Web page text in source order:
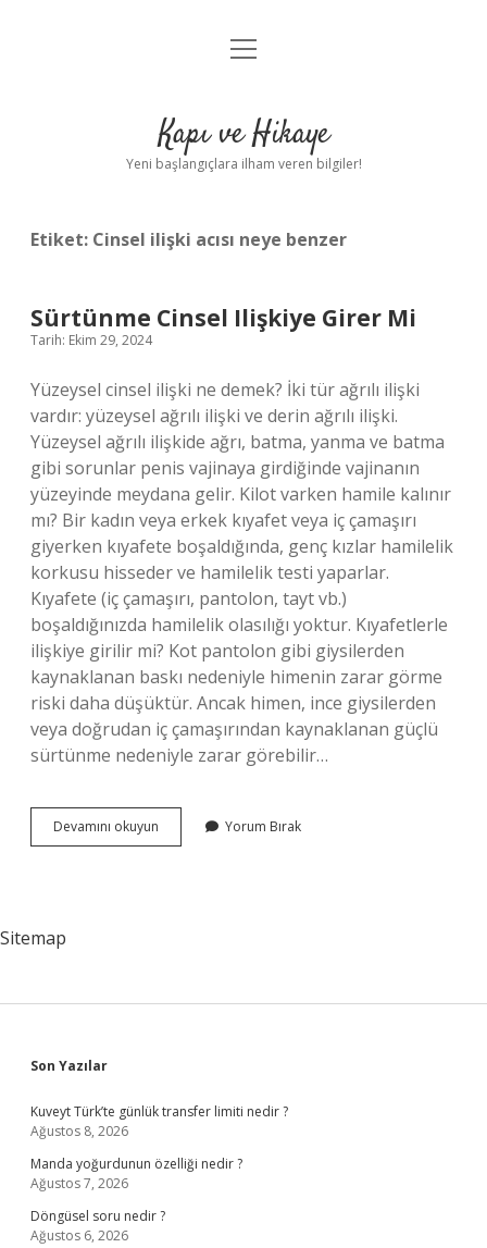
Anasayfa
Yasal Uyarı
menüyü
Kapı ve Hikaye
Yeni başlangıçlara ilham veren bilgiler!
Etiket: Cinsel ilişki acısı neye benzer
Sürtünme Cinsel Ilişkiye Girer Mi
Tarih: Ekim 29, 2024
Yüzeysel cinsel ilişki ne demek? İki tür ağrılı ilişki
vardır: yüzeysel ağrılı ilişki ve derin ağrılı ilişki.
Yüzeysel ağrılı ilişkide ağrı, batma, yanma ve batma
gibi sorunlar penis vajinaya girdiğinde vajinanın
yüzeyinde meydana gelir. Kilot varken hamile kalınır
mı? Bir kadın veya erkek kıyafet veya iç çamaşırı
giyerken kıyafete boşaldığında, genç kızlar hamilelik
korkusu hisseder ve hamilelik testi yaparlar.
Kıyafete (iç çamaşırı, pantolon, tayt vb.)
boşaldığınızda hamilelik olasılığı yoktur. Kıyafetlerle
ilişkiye girilir mi? Kot pantolon gibi giysilerden
kaynaklanan baskı nedeniyle himenin zarar görme
riski daha düşüktür. Ancak himen, ince giysilerden
veya doğrudan iç çamaşırından kaynaklanan güçlü
sürtünme nedeniyle zarar görebilir…
Devamını okuyun Sürtünme
Cinsel
Yorum Bırak
Sitemap
Sidebar
Son Yazılar
Kuveyt Türk’te günlük transfer limiti nedir ?
Ağustos 8, 2026
Manda yoğurdunun özelliği nedir ?
Ağustos 7, 2026
Döngüsel soru nedir ?
Ağustos 6, 2026